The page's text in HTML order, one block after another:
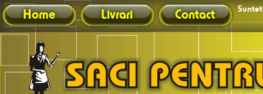
Home Livrari Contact